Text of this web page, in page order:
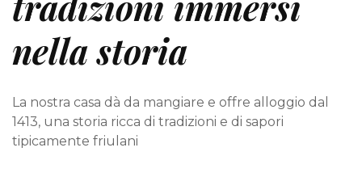
nella storia
La nostra casa dà da mangiare e offre alloggio dal
1413, una storia ricca di tradizioni e di sapori
tipicamente friulani